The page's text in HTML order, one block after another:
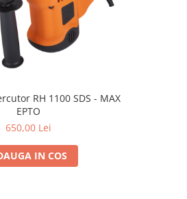
RH 1100 SDS - MAX
EPTO
650,00 Lei
IN COS